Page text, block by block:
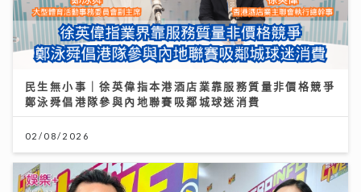
民生無小事｜徐英偉指本港酒店業靠服務質量非價格競爭
鄭泳舜倡港隊參與內地聯賽吸鄰城球迷消費
02/08/2026